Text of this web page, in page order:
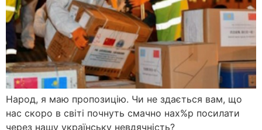
Народ, я маю пропозицію. Чи не здається вам, що
нас скоро в світі почнуть смачно нах%р посилати
через нашу українську невдячність?